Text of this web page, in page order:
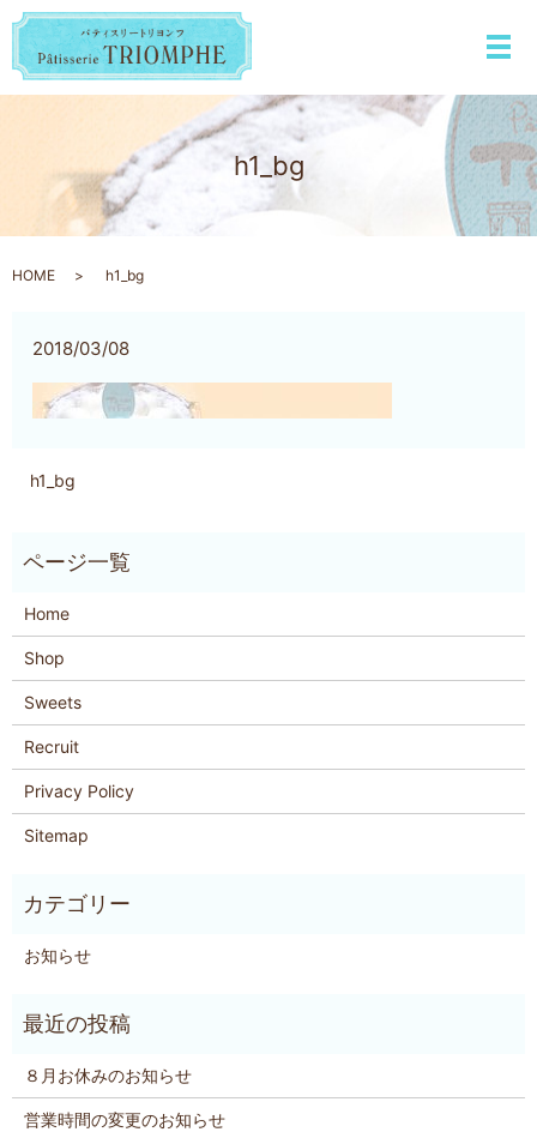
メ
h1_bg
HOME h1_bg
2018/03/08
h1_bg
Home
Shop
Sweets
Recruit
Privacy Policy
Sitemap
お知らせ
８月お休みのお知らせ
営業時間の変更のお知らせ